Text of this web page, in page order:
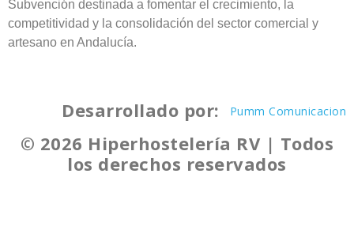
Subvención destinada a fomentar el crecimiento, la
competitividad y la consolidación del sector comercial y
artesano en Andalucía.
Desarrollado por: Pumm Comunicacion
© 2026 Hiperhostelería RV | Todos
los derechos reservados